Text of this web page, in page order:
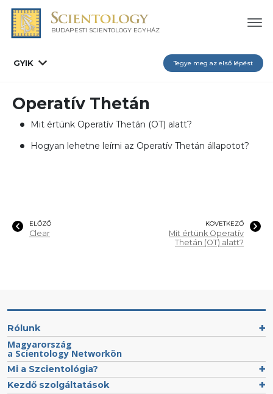
BUDAPESTI SCIENTOLOGY EGYHÁZ
GYIK Tegye meg az első lépést
Operatív Thetán
Mit értünk Operatív Thetán (OT) alatt?
Hogyan lehetne leírni az Operatív Thetán állapotot?
ELŐZŐ
Clear
KÖVETKEZŐ
Mit értünk Operatív
Thetán (OT) alatt?
Rólunk
Magyarország
a Scientology Networkön
Mi a Szcientológia?
Kezdő szolgáltatások